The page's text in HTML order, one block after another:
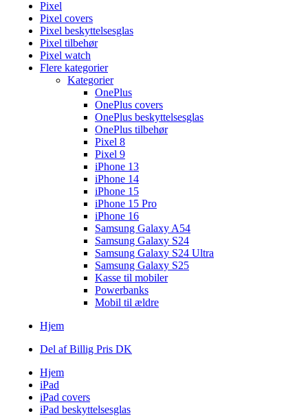
Pixel
Pixel covers
Pixel beskyttelsesglas
Pixel tilbehør
Pixel watch
Flere kategorier
Kategorier
OnePlus
OnePlus covers
OnePlus beskyttelsesglas
OnePlus tilbehør
Pixel 8
Pixel 9
iPhone 13
iPhone 14
iPhone 15
iPhone 15 Pro
iPhone 16
Samsung Galaxy A54
Samsung Galaxy S24
Samsung Galaxy S24 Ultra
Samsung Galaxy S25
Kasse til mobiler
Powerbanks
Mobil til ældre
Hjem
Del af Billig Pris DK
Hjem
iPad
iPad covers
iPad beskyttelsesglas